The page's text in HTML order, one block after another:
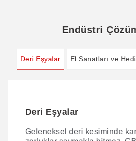
Endüstri
Deri Eşyalar El Sanatları ve
Deri Eşyalar
Geleneksel deri kesiminde
El Sanatları ve Hediyelik